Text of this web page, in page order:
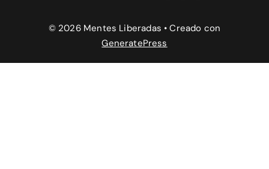
© 2026 Mentes Liberadas • Creado con
GeneratePress